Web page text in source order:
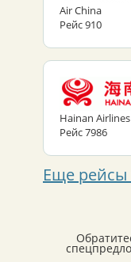
Air China
Рейс 910
Hainan Airlines
Рейс 7986
Еще рейсы